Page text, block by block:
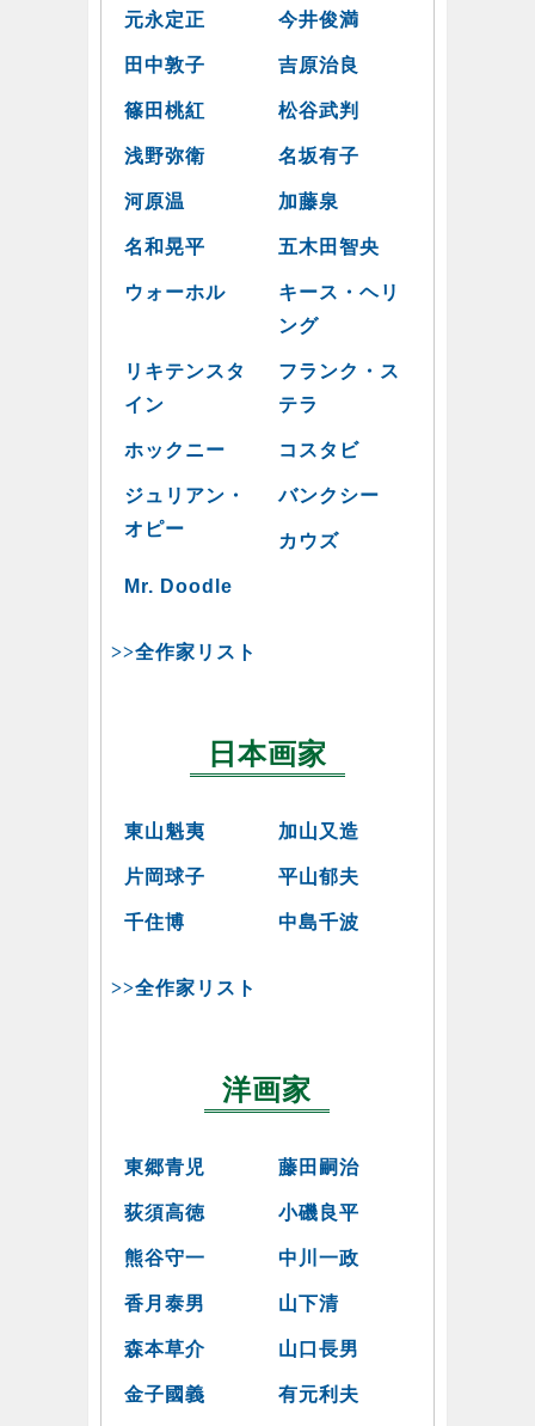
元永定正 今井俊満
田中敦子 吉原治良
篠田桃紅 松谷武判
浅野弥衛 名坂有子
河原温 加藤泉
名和晃平 五木田智央
ウォーホル
キース・ヘリ
ング
リキテンスタ
イン
フランク・ス
テラ
ホックニー コスタビ
ジュリアン・
オピー
バンクシー
カウズ
Mr. Doodle
>>全作家リスト
日本画家
東山魁夷 加山又造
片岡球子 平山郁夫
千住博 中島千波
>>全作家リスト
洋画家
東郷青児 藤田嗣治
荻須高徳 小磯良平
熊谷守一 中川一政
香月泰男 山下清
森本草介 山口長男
金子國義 有元利夫